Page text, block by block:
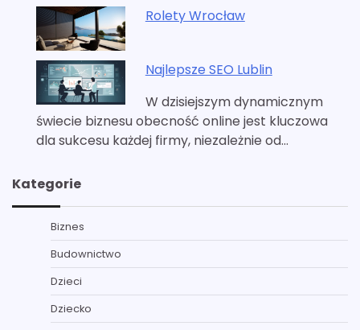
Rolety Wrocław
Najlepsze SEO Lublin
W dzisiejszym dynamicznym
świecie biznesu obecność online jest kluczowa
dla sukcesu każdej firmy, niezależnie od…
Kategorie
Biznes
Budownictwo
Dzieci
Dziecko